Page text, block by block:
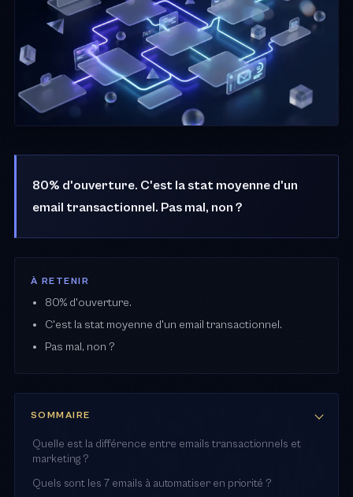
80% d'ouverture. C'est la stat moyenne d'un
email transactionnel. Pas mal, non ?
À RETENIR
80% d'ouverture.
C'est la stat moyenne d'un email transactionnel.
Pas mal, non ?
SOMMAIRE
Quelle est la différence entre emails transactionnels et
marketing ?
Quels sont les 7 emails à automatiser en priorité ?